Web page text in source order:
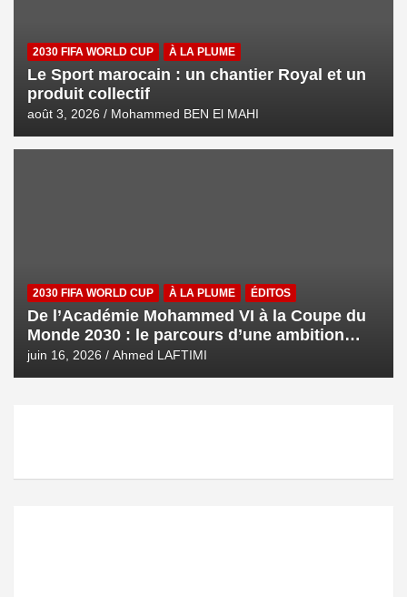
2030 FIFA WORLD CUP À LA PLUME
Le Sport marocain : un chantier Royal et un
produit collectif
août 3, 2026 Mohammed BEN El MAHI
2030 FIFA WORLD CUP À LA PLUME ÉDITOS
De l’Académie Mohammed VI à la Coupe du
Monde 2030 : le parcours d’une ambition
royale
juin 16, 2026 Ahmed LAFTIMI